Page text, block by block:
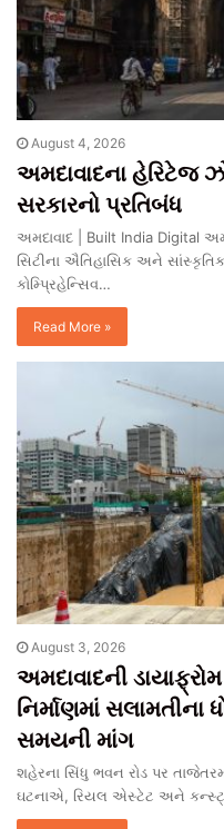
August 4, 2026
અમદાવાદના હેરિટેજ
સરકારનો પ્રતિબંધ
અમદાવાદ | Built India Digital
સિટીના ઐતિહાસિક અને
કોમ્પ્રિહેન્સિવ…
Read More »
August 3, 2026
અમદાવાદની
નિર્માણમાં
સમયની માંગ
શહેરના સિંધુ ભવન રોડ પર
ઘટનાએ, રિયલ એસ્ટેટ અને